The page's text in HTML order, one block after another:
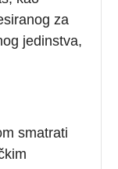
za
jedinstva,
smatrati